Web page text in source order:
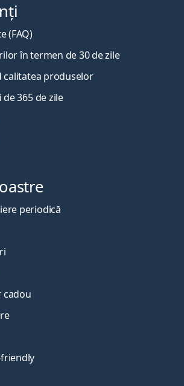
(FAQ)
în termen de 30 de zile
calitatea produselor
365 de zile
periodică
cadou